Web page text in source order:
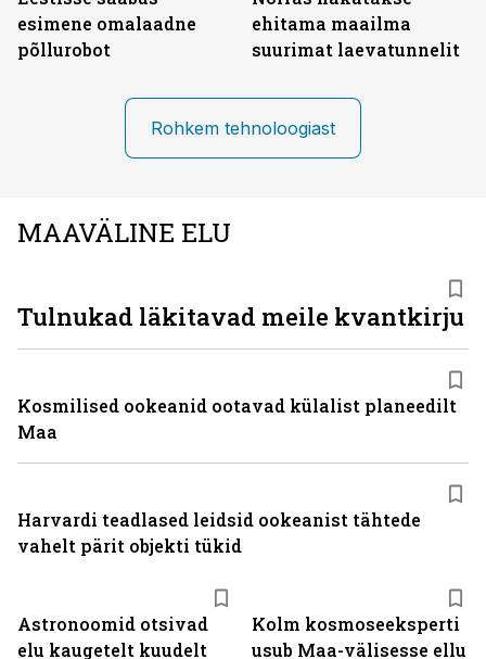
esimene omalaadne
põllurobot
ehitama maailma
suurimat laevatunnelit
Rohkem tehnoloogiast
MAAVÄLINE ELU
Astronoomid otsivad
elu kaugetelt kuudelt
Kolm kosmoseeksperti
usub Maa-välisesse ellu
Tulnukad läkitavad meile kvantkirju
Kosmilised ookeanid ootavad külalist planeedilt
Maa
Harvardi teadlased leidsid ookeanist tähtede
vahelt pärit objekti tükid